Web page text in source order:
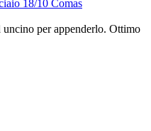
18/10 Comas
uncino per appenderlo. Ottimo